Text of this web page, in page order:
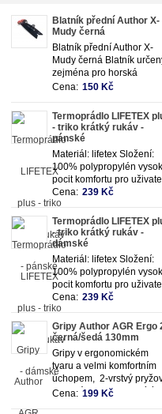
Blatník přední Author X-
Mudy černá
Blatník přední Author X-
Mudy černá Blatník
zejména pro horská
kola, jednoduché uchycení
materiál plast.
Cena: 150 Kč
Termoprádlo LIFETEX
- triko krátký rukáv -
pánské
Materiál: lifetex Složení:
100% polypropylén
pocit komfortu pro
Cena: 239 Kč
Termoprádlo LIFETEX
- triko krátký rukáv -
dámské
Materiál: lifetex Složení:
100% polypropylén
pocit komfortu pro
Cena: 239 Kč
Gripy Author AGR Ergo
černá/šedá 130mm
Gripy v ergonomickém
tvaru a velmi komfortním
úchopem, 2-vrstvý
materiál s gelem tlumícím
Cena: 199 Kč